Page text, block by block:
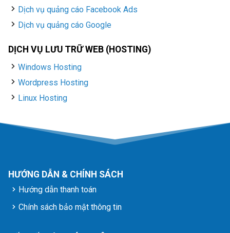
Dịch vụ quảng cáo Facebook Ads
Dịch vụ quảng cáo Google
DỊCH VỤ LƯU TRỮ WEB (HOSTING)
Windows Hosting
Wordpress Hosting
Linux Hosting
HƯỚNG DẪN & CHÍNH SÁCH
Hướng dẫn thanh toán
Chính sách bảo mật thông tin